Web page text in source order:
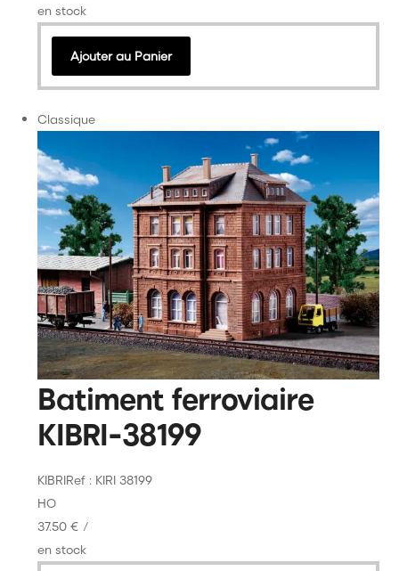
en stock
Ajouter au Panier
Classique
Batiment ferroviaire
KIBRI-38199
KIBRIRef : KIRI 38199
HO
37.50 € /
en stock